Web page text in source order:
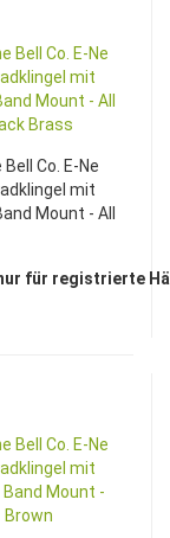
Bell Co. E-Ne
mit
Mount - All
für registrierte